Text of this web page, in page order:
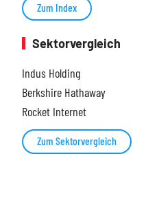
Zum Index
Sektorvergleich
Indus Holding
Berkshire Hathaway
Rocket Internet
Zum Sektorvergleich